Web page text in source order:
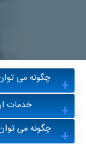
چگونه می
در قسمت سمت چپ
کدام از آنها
خدمات خدمت مورد
خدمات
کلیه خدماتی که
چگونه می